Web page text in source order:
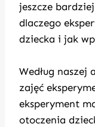
jeszcze
dlaczego
dziecka i jak
Według
zajęć
eksperyment
otoczenia